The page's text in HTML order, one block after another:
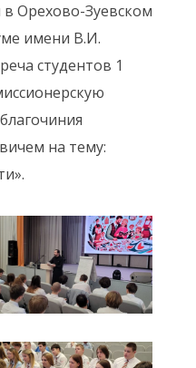
в Орехово-Зуевском
имени В.И.
студентов 1
на тему: